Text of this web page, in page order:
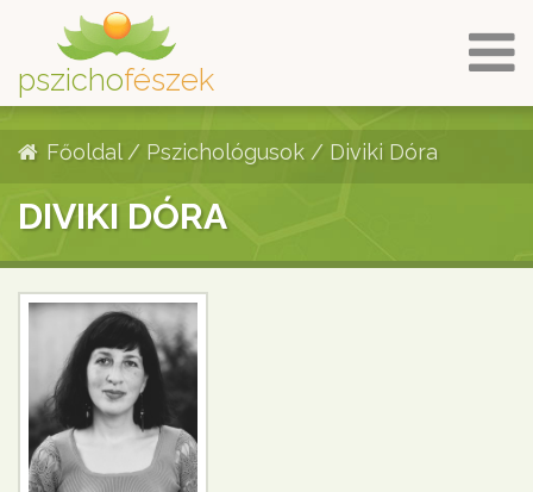
pszichofészek
Főoldal/ Pszichológusok / Diviki Dóra
DIVIKI DÓRA